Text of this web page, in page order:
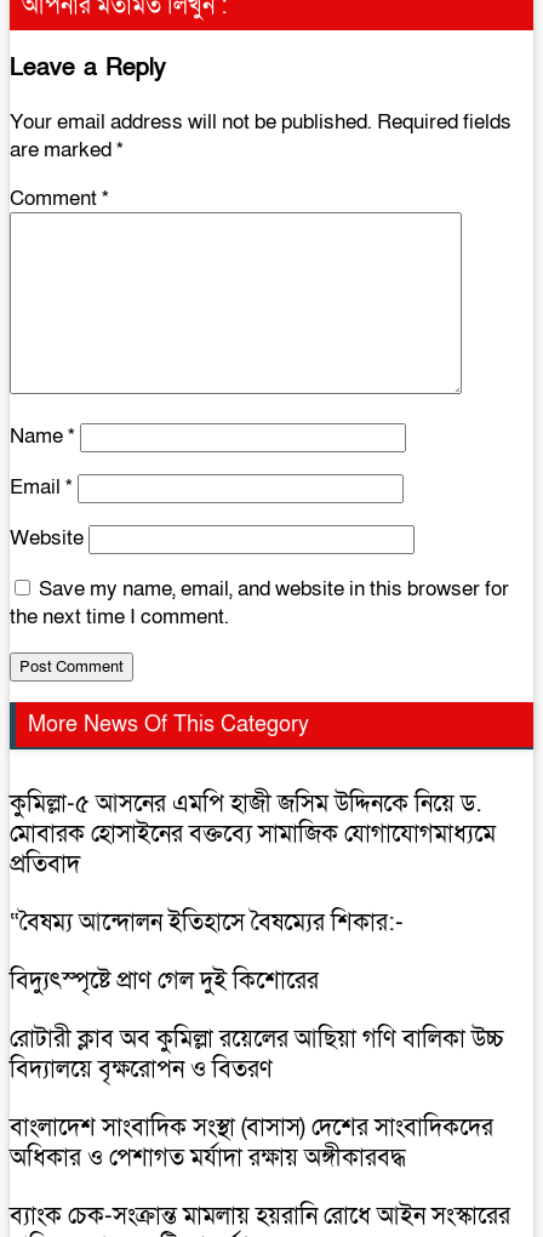
Leave a Reply
Your email address will not be published. Required fields
are marked*
Comment*
Name*
Email *
Website
Save my name, email, and website in this browser for
the next time I comment.
More News Of This Category
কুমিল্লা-৫ আসনের এমপি হাজী জসিম উদ্দিনকে নিয়ে ড.
মোবারক হোসাইনের বক্তব্যে সামাজিক যোগাযোগমাধ্যমে
প্রতিবাদ
“বৈষম্য আন্দোলন ইতিহাসে বৈষম্যের শিকার:-
বিদ্যুৎস্পৃষ্টে প্রাণ গেল দুই কিশোরের
রোটারী ক্লাব অব কুমিল্লা রয়েলের আছিয়া গণি বালিকা উচ্চ
বিদ্যালয়ে বৃক্ষরোপন ও বিতরণ
বাংলাদেশ সাংবাদিক সংস্থা (বাসাস) দেশের সাংবাদিকদের
অধিকার ও পেশাগত মর্যাদা রক্ষায় অঙ্গীকারবদ্ধ
ব্যাংক চেক-সংক্রান্ত মামলায় হয়রানি রোধে আইন সংস্কারের